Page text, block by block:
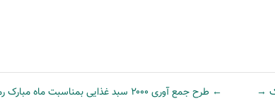
← طرح جمع آوری ۲۰۰۰ سبد غذایی بمناسبت ماه مبارک رمضان →